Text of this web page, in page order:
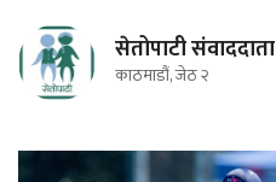
सेतोपाटी संवाददाता
काठमाडौं, जेठ २